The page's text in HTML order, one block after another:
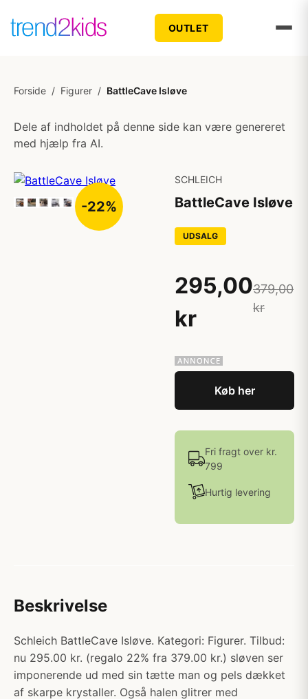
OUTLET
Forside / Figurer / BattleCave Isløve
Dele af indholdet på denne side kan være genereret
med hjælp fra AI.
-22%
SCHLEICH
BattleCave Isløve
UDSALG
295,00
kr
379,00
kr
Køb her
Fri fragt over kr.
799
Hurtig levering
Beskrivelse
Schleich BattleCave Isløve. Kategori: Figurer. Tilbud:
nu 295.00 kr. (regalo 22% fra 379.00 kr.) sløven ser
imponerende ud med sin tætte man og pels dækket
af skarpe krystaller. Også halen glitrer med